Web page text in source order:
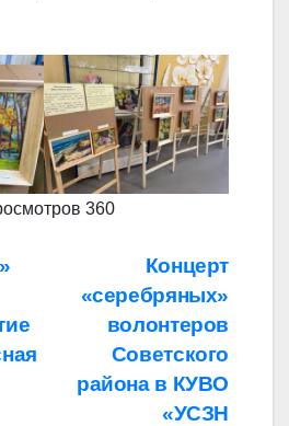
360
Концерт
«серебряных»
волонтеров
Советского
района в КУВО
«УСЗН